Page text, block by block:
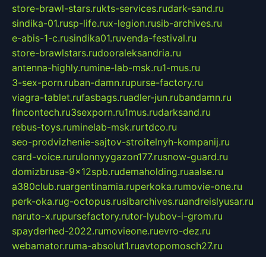
store-brawl-stars.rukts-services.rudark-sand.ru
sindika-01.rusp-life.rux-legion.rusib-archives.ru
e-abis-1-c.rusindika01.ruvenda-festival.ru
store-brawlstars.rudooraleksandria.ru
antenna-highly.rumine-lab-msk.ru1-mus.ru
3-sex-porn.ruban-damn.rupurse-factory.ru
viagra-tablet.rufasbags.ruadler-jun.rubandamn.ru
fincontech.ru3sexporn.ru1mus.rudarksand.ru
rebus-toys.ruminelab-msk.rurtdco.ru
seo-prodvizhenie-sajtov-stroitelnyh-kompanij.ru
card-voice.rurulonnyygazon177.rusnow-guard.ru
domizbrusa-9x12spb.rudemaholding.ruaalse.ru
a380club.ruargentinamia.ruperkoka.rumovie-one.ru
perk-oka.rug-octopus.rusibarchives.ruandreislyusar.ru
naruto-x.rupursefactory.rutor-lyubov-i-grom.ru
spayderhed-2022.rumovieone.ruevro-dez.ru
webamator.ruma-absolut1.ruavtopomosch27.ru